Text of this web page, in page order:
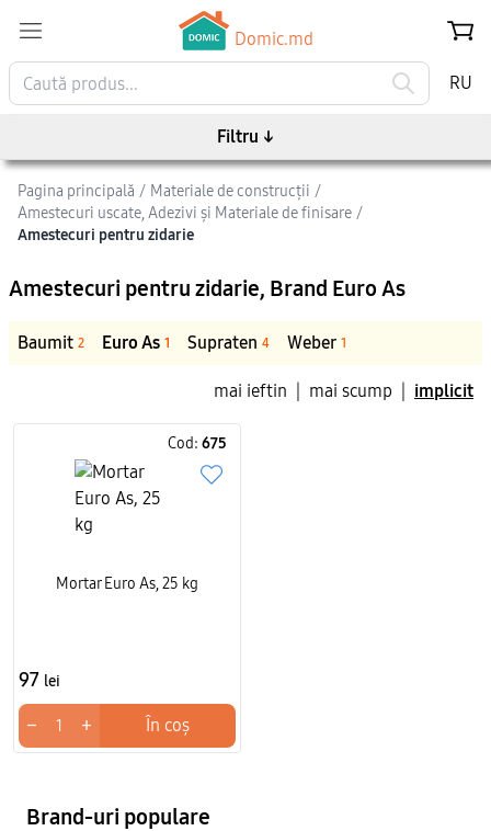
Domic.md
RU
Pagina principală / Materiale de construcții /
Amestecuri uscate, Adezivi şi Materiale de finisare /
Amestecuri pentru zidarie
Amestecuri pentru zidarie, Brand Euro As
Baumit 2 Euro As 1 Supraten 4 Weber 1
mai ieftin mai scump implicit
Cod: 675
Mortar Euro As, 25 kg
97 lei
− + În coș
Filtru ↓
Brand-uri populare